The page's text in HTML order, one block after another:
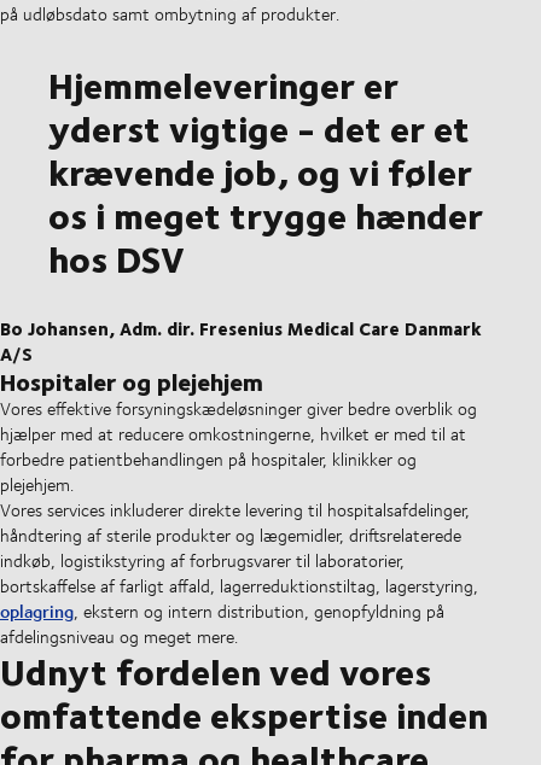
på udløbsdato samt ombytning af produkter.
Hjemmeleveringer er
yderst vigtige - det er et
krævende job, og vi føler
os i meget trygge hænder
hos DSV
Bo Johansen, Adm. dir. Fresenius Medical Care Danmark
A/S
Hospitaler og plejehjem
Vores effektive forsyningskædeløsninger giver bedre overblik og
hjælper med at reducere omkostningerne, hvilket er med til at
forbedre patientbehandlingen på hospitaler, klinikker og
plejehjem.
Vores services inkluderer direkte levering til hospitalsafdelinger,
håndtering af sterile produkter og lægemidler, driftsrelaterede
indkøb, logistikstyring af forbrugsvarer til laboratorier,
bortskaffelse af farligt affald, lagerreduktionstiltag, lagerstyring,
oplagring, ekstern og intern distribution, genopfyldning på
afdelingsniveau og meget mere.
Udnyt fordelen ved vores
omfattende ekspertise inden